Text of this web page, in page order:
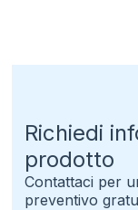
Richiedi
prodotto
Contattaci per
preventivo